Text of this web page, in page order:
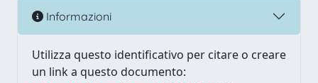
Informazioni
Utilizza questo identificativo per citare o creare
un link a questo documento: